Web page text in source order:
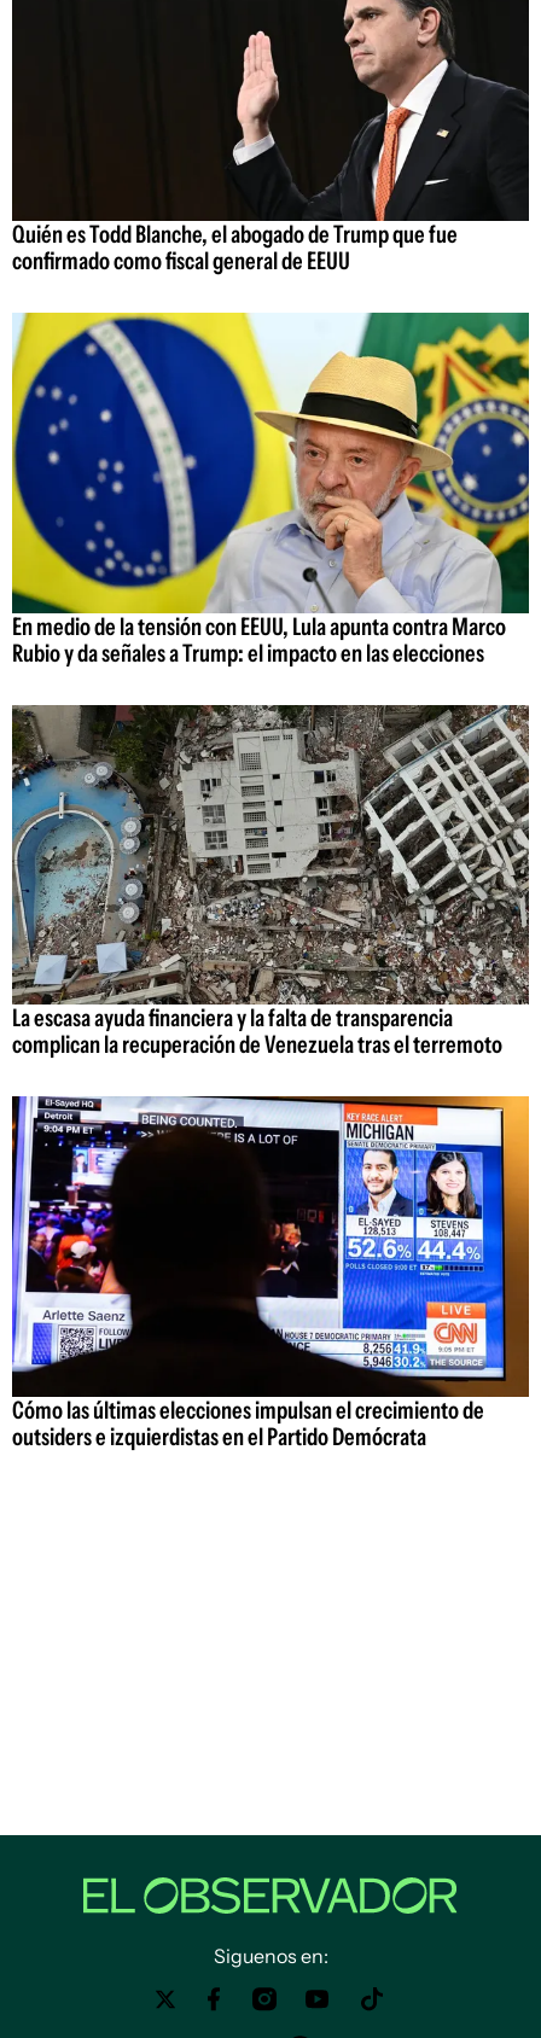
Quién es Todd Blanche, el abogado de Trump que fue
confirmado como fiscal general de EEUU
En medio de la tensión con EEUU, Lula apunta contra Marco
Rubio y da señales a Trump: el impacto en las elecciones
La escasa ayuda financiera y la falta de transparencia
complican la recuperación de Venezuela tras el terremoto
Cómo las últimas elecciones impulsan el crecimiento de
outsiders e izquierdistas en el Partido Demócrata
Siguenos en: